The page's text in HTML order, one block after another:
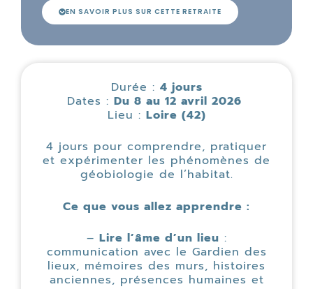
EN SAVOIR PLUS SUR CETTE RETRAITE
Durée : 4 jours
Dates : Du 8 au 12 avril 2026
Lieu : Loire (42)
4 jours pour comprendre, pratiquer
et expérimenter les phénomènes de
géobiologie de l’habitat.
Ce que vous allez apprendre :
– Lire l’âme d’un lieu :
communication avec le Gardien des
lieux, mémoires des murs, histoires
anciennes, présences humaines et